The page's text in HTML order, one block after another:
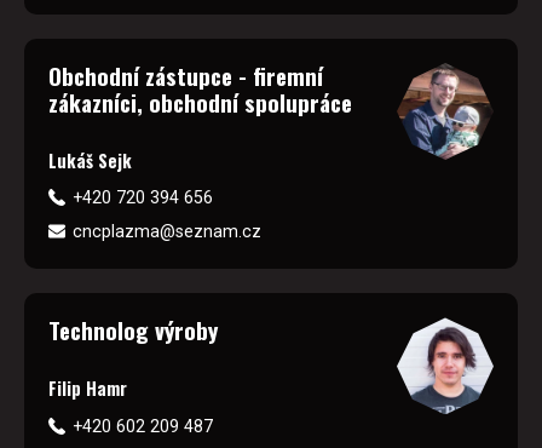
Obchodní zástupce - firemní
zákazníci, obchodní spolupráce
Lukáš Sejk
+420 720 394 656
cncplazma@seznam.cz
Technolog výroby
Filip Hamr
+420 602 209 487